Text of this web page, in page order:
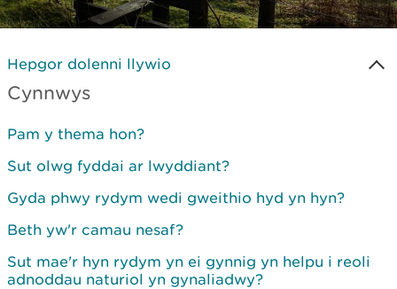
Hepgor dolenni llywio
Cynnwys
Pam y thema hon?
Sut olwg fyddai ar lwyddiant?
Gyda phwy rydym wedi gweithio hyd yn hyn?
Beth yw'r camau nesaf?
Sut mae'r hyn rydym yn ei gynnig yn helpu i reoli
adnoddau naturiol yn gynaliadwy?